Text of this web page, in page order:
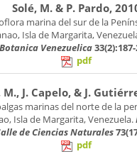
Solé, M. & P. Pardo,
marina del sur de la
Isla de Margarita,
Botanica Venezuelica
pdf
M., J. Capelo, & J.
marinas del norte de la
Isla de Margarita, Venezuela.
de Ciencias Naturales
pdf